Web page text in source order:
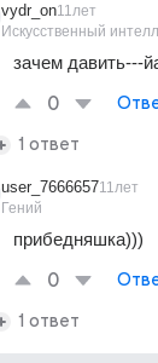
vydr_on
Искусственный
11лет
зачем давить---
0
1 ответ
user_7666657
Гений
11лет
прибедняшка)))
0
1 ответ